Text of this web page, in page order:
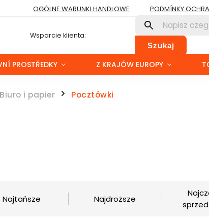
OGÓLNE WARUNKI HANDLOWE PODMÍNKY
Wsparcie klienta:
Szukaj
PROSTŘEDKY Z KRAJÓW EUROPY
Biuro i papier / Pocztówki
Najtańsze Najdroższe